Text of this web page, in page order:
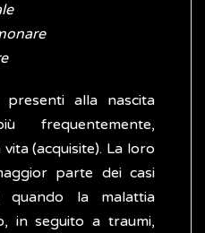
presenti alla nascita
frequentemente,
(acquisite). La loro
parte dei casi
la malattia
in seguito a traumi,